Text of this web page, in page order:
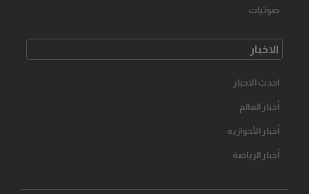
صوتیات
الاخبار
احدث الاخبار
أخبار العالم
أخبار الأحوازیه
أخبار الرياضة